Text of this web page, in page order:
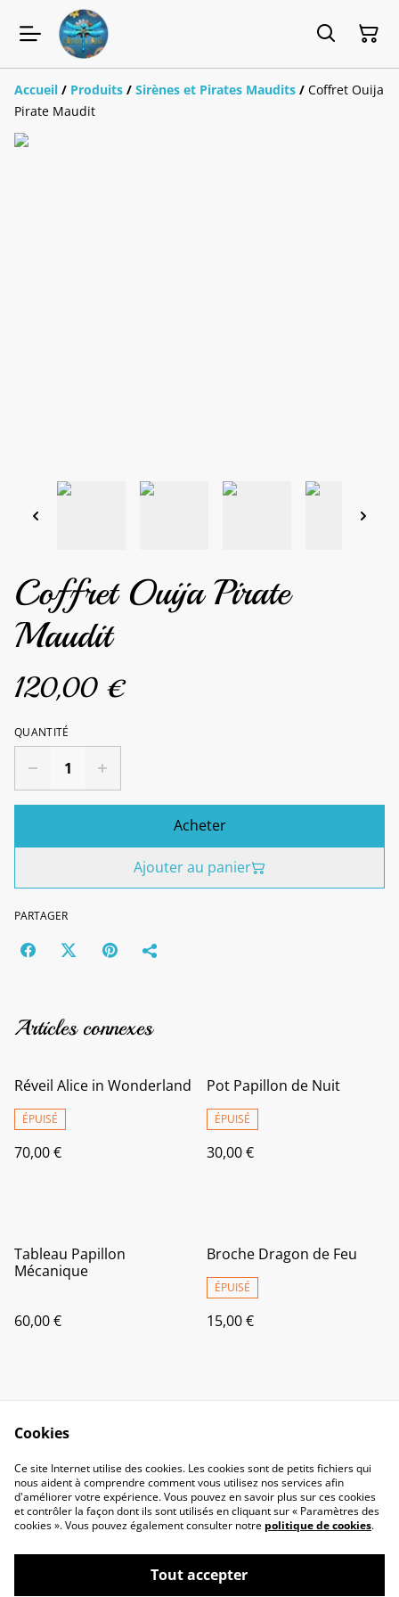
Accueil / Produits / Sirènes et Pirates Maudits / Coffret Ouija
Pirate Maudit
Coffret Ouija Pirate
Maudit
120,00 €
QUANTITÉ
Acheter
Ajouter au panier
PARTAGER
Articles connexes
Réveil Alice in Wonderland
ÉPUISÉ
70,00 €
Pot Papillon de Nuit
ÉPUISÉ
30,00 €
Tableau Papillon
Mécanique
60,00 €
Broche Dragon de Feu
ÉPUISÉ
15,00 €
Contactez-nous
Politique de
confidentialité
Politique de cookies Conditions générales
Cookies
Ce site Internet utilise des cookies. Les cookies sont de petits fichiers qui
nous aident à comprendre comment vous utilisez nos services afin
d'améliorer votre expérience. Vous pouvez en savoir plus sur ces cookies
et contrôler la façon dont ils sont utilisés en cliquant sur « Paramètres des
cookies ». Vous pouvez également consulter notre politique de cookies.
Tout accepter